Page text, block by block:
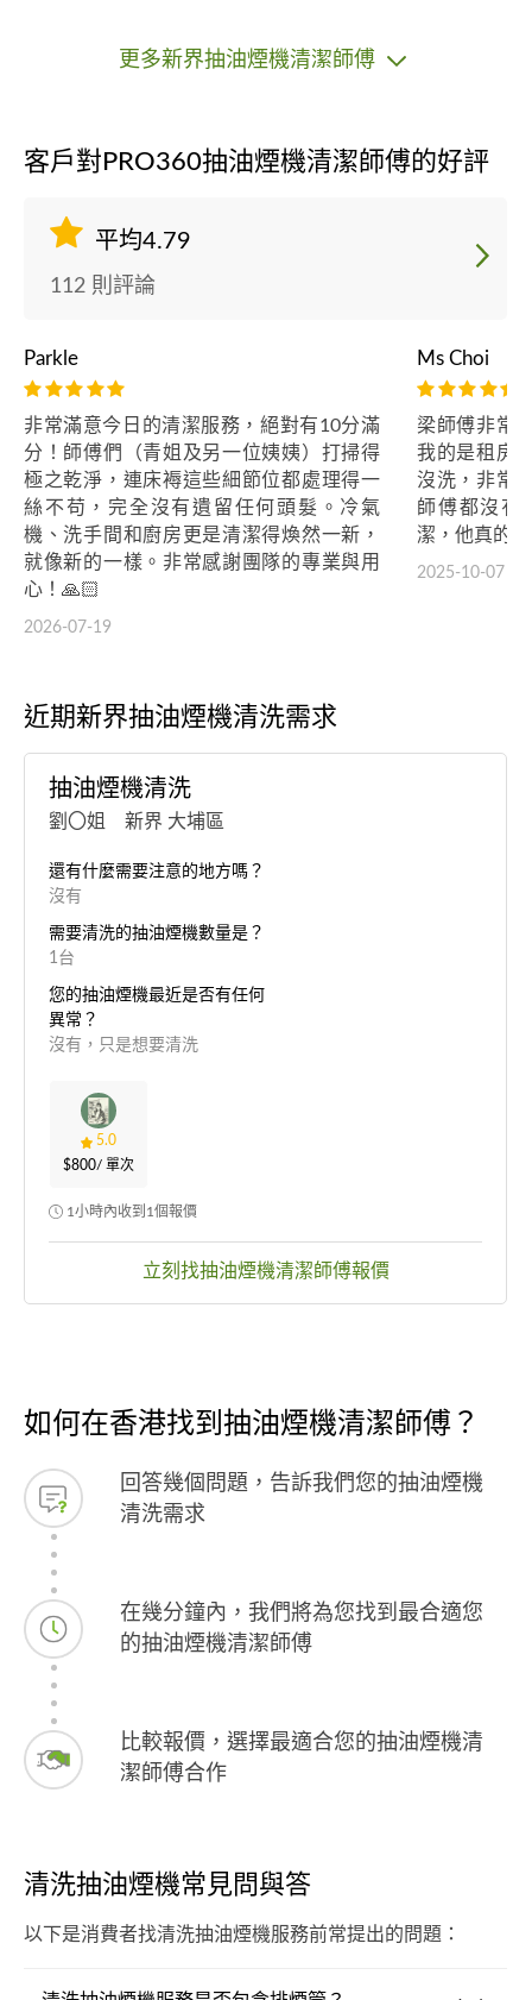
更多新界抽油煙機清潔師傅
客戶對PRO360抽油煙機清潔師傅的好評
平均4.79
112 則評論
Parkle
非常滿意今日的清潔服務，絕對有10分滿
分！師傅們（青姐及另一位姨姨）打掃得
極之乾淨，連床褥這些細節位都處理得一
絲不苟，完全沒有遺留任何頭髮。冷氣
機、洗手間和廚房更是清潔得煥然一新，
就像新的一樣。非常感謝團隊的專業與用
心！🙏🏻
2026-07-19
Ms Choi
梁師傅非常
我的是租房
沒洗，非常
師傅都沒有
潔，他真的
2025-10-07
近期新界抽油煙機清洗需求
抽油煙機清洗
劉〇姐 新界 大埔區
還有什麼需要注意的地方嗎？
沒有
需要清洗的抽油煙機數量是？
1台
您的抽油煙機最近是否有任何
異常？
沒有，只是想要清洗
5.0
$800/ 單次
1小時內收到1個報價
立刻找抽油煙機清潔師傅報價
如何在香港找到抽油煙機清潔師傅？
回答幾個問題，告訴我們您的抽油煙機
清洗需求
在幾分鐘內，我們將為您找到最合適您
的抽油煙機清潔師傅
比較報價，選擇最適合您的抽油煙機清
潔師傅合作
清洗抽油煙機常見問與答
以下是消費者找清洗抽油煙機服務前常提出的問題：